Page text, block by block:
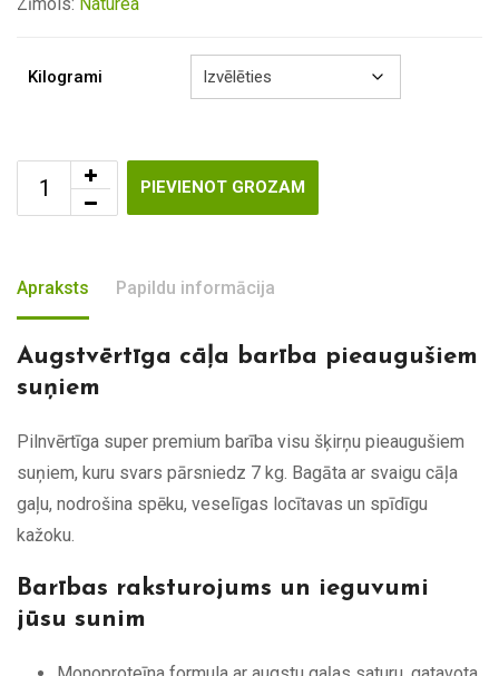
Kilogrami
PIEVIENOT GROZAM
Apraksts Papildu informācija
Augstvērtīga cāļa barība pieaugušiem
suņiem
Pilnvērtīga super premium barība visu šķirņu pieaugušiem
suņiem, kuru svars pārsniedz 7 kg. Bagāta ar svaigu cāļa
gaļu, nodrošina spēku, veselīgas locītavas un spīdīgu
kažoku.
Barības raksturojums un ieguvumi
jūsu sunim